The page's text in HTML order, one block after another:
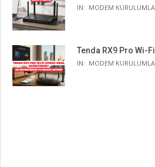
IN: MODEM
Tenda RX9 Pro Wi-
IN: MODEM